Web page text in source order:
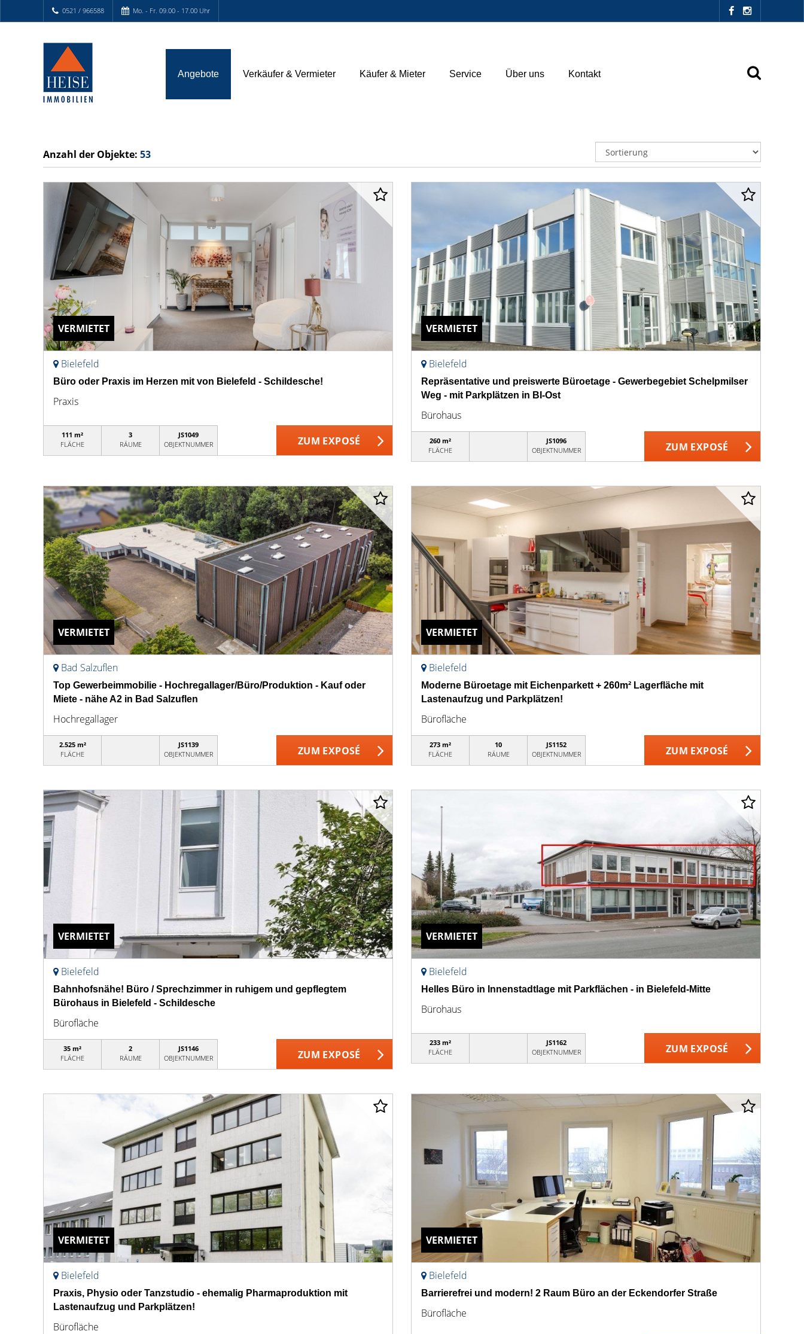
0521 / 966588 Mo. - Fr. 09.00 - 17.00 Uhr
Angebote Verkäufer & Vermieter Käufer & Mieter Service Über uns Kontakt
Anzahl der Objekte: 53
VERMIETET
Bielefeld
Büro oder Praxis im Herzen mit von Bielefeld - Schildesche!
Praxis
111 m²
FLÄCHE
3
RÄUME
JS1049
OBJEKTNUMMER
ZUM EXPOSÉ
VERMIETET
Bielefeld
Repräsentative und preiswerte Büroetage - Gewerbegebiet Schelpmilser
Weg - mit Parkplätzen in BI-Ost
Bürohaus
260 m²
FLÄCHE
JS1096
OBJEKTNUMMER
ZUM EXPOSÉ
VERMIETET
Bad Salzuflen
Top Gewerbeimmobilie - Hochregallager/Büro/Produktion - Kauf oder
Miete - nähe A2 in Bad Salzuflen
Hochregallager
2.525 m²
FLÄCHE
JS1139
OBJEKTNUMMER
ZUM EXPOSÉ
VERMIETET
Bielefeld
Moderne Büroetage mit Eichenparkett + 260m² Lagerfläche mit
Lastenaufzug und Parkplätzen!
Bürofläche
273 m²
FLÄCHE
10
RÄUME
JS1152
OBJEKTNUMMER
ZUM EXPOSÉ
VERMIETET
Bielefeld
Bahnhofsnähe! Büro / Sprechzimmer in ruhigem und gepflegtem
Bürohaus in Bielefeld - Schildesche
Bürofläche
35 m²
FLÄCHE
2
RÄUME
JS1146
OBJEKTNUMMER
ZUM EXPOSÉ
VERMIETET
Bielefeld
Helles Büro in Innenstadtlage mit Parkflächen - in Bielefeld-Mitte
Bürohaus
233 m²
FLÄCHE
JS1162
OBJEKTNUMMER
ZUM EXPOSÉ
VERMIETET
Bielefeld
Praxis, Physio oder Tanzstudio - ehemalig Pharmaproduktion mit
Lastenaufzug und Parkplätzen!
Bürofläche
VERMIETET
Bielefeld
Barrierefrei und modern! 2 Raum Büro an der Eckendorfer Straße
Bürofläche